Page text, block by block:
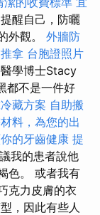
醒自己，防曬
外觀。 外牆防
拿 台胞證照片
學博士Stacy
都不是一件好
藏方案 自助搬
料，為您的出
的牙齒健康 提
我的患者說他
色。 或者我有
克力皮膚的衣
，因此有些人